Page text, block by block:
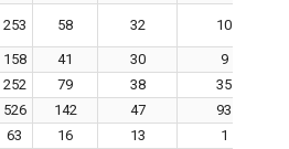
253 58 32 10
158 41 30
9
252 79 38
35
526 142 47
93
63 16 13
1